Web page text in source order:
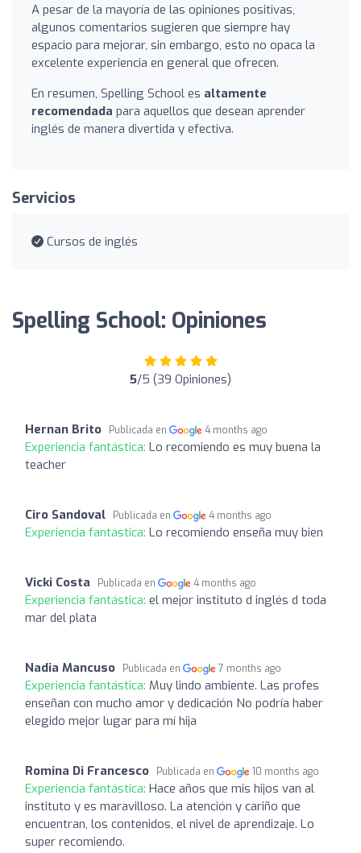
A pesar de la mayoría de las opiniones positivas,
algunos comentarios sugieren que siempre hay
espacio para mejorar, sin embargo, esto no opaca la
excelente experiencia en general que ofrecen.
En resumen, Spelling School es altamente
recomendada para aquellos que desean aprender
inglés de manera divertida y efectiva.
Servicios
Cursos de inglés
Spelling School: Opiniones
5/5 (39 Opiniones)
Hernan Brito Publicada en 4 months ago
Experiencia fantástica: Lo recomiendo es muy buena la
teacher
Ciro Sandoval Publicada en 4 months ago
Experiencia fantástica: Lo recomiendo enseña muy bien
Vicki Costa Publicada en 4 months ago
Experiencia fantástica: el mejor instituto d inglés d toda
mar del plata
Nadia Mancuso Publicada en 7 months ago
Experiencia fantástica: Muy lindo ambiente. Las profes
enseñan con mucho amor y dedicación No podría haber
elegido mejor lugar para mí hija
Romina Di Francesco Publicada en 10 months ago
Experiencia fantástica: Hace años que mis hijos van al
instituto y es maravilloso. La atención y cariño que
encuentran, los contenidos, el nivel de aprendizaje. Lo
super recomiendo.